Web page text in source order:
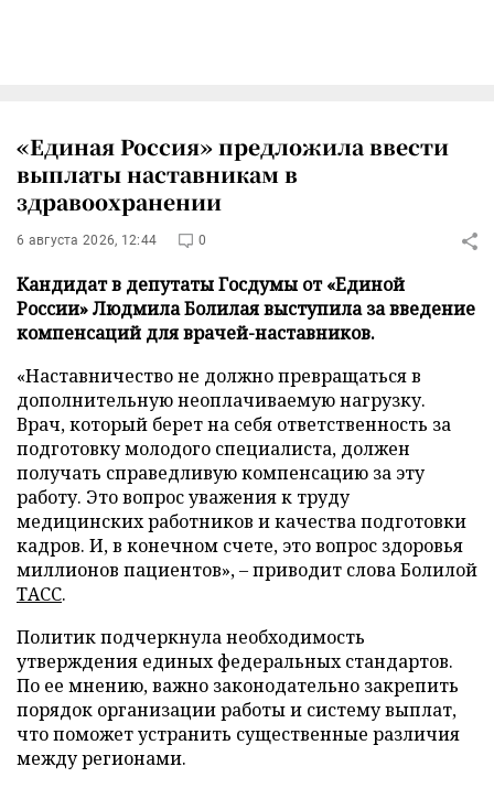
«Единая Россия» предложила ввести
выплаты наставникам в
здравоохранении
6 августа 2026, 12:44 0
Кандидат в депутаты Госдумы от «Единой
России» Людмила Болилая выступила за введение
компенсаций для врачей-наставников.
«Наставничество не должно превращаться в
дополнительную неоплачиваемую нагрузку.
Врач, который берет на себя ответственность за
подготовку молодого специалиста, должен
получать справедливую компенсацию за эту
работу. Это вопрос уважения к труду
медицинских работников и качества подготовки
кадров. И, в конечном счете, это вопрос здоровья
миллионов пациентов», – приводит слова Болилой
ТАСС.
Политик подчеркнула необходимость
утверждения единых федеральных стандартов.
По ее мнению, важно законодательно закрепить
порядок организации работы и систему выплат,
что поможет устранить существенные различия
между регионами.